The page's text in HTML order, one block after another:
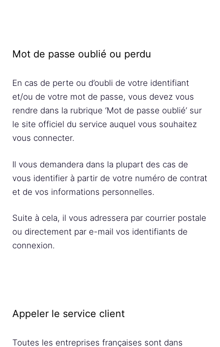
Mot de passe oublié ou perdu
En cas de perte ou d’oubli de votre identifiant
et/ou de votre mot de passe, vous devez vous
rendre dans la rubrique ‘Mot de passe oublié’ sur
le site officiel du service auquel vous souhaitez
vous connecter.
Il vous demandera dans la plupart des cas de
vous identifier à partir de votre numéro de contrat
et de vos informations personnelles.
Suite à cela, il vous adressera par courrier postale
ou directement par e-mail vos identifiants de
connexion.
Appeler le service client
Toutes les entreprises françaises sont dans